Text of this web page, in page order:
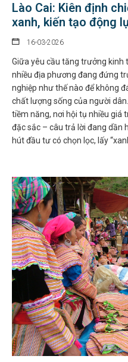
Lào Cai: Kiên định
xanh, kiến tạo động
16-03-2026
Giữa yêu cầu tăng trưởng kinh
nhiều địa phương đang đứng
nghiệp như thế nào để không
chất lượng sống của người
tiềm năng, nơi hội tụ nhiều giá
đặc sắc – câu trả lời đang dần
hút đầu tư có chọn lọc, lấy